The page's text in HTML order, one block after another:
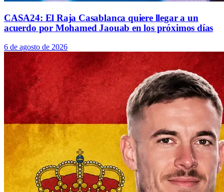
CASA24: El Raja Casablanca quiere llegar a un
acuerdo por Mohamed Jaouab en los próximos días
6 de agosto de 2026